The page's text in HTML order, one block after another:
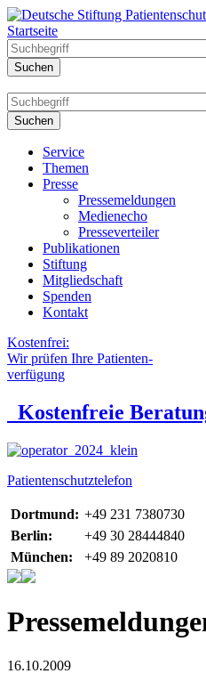
Startseite
Service
Themen
Presse
Pressemeldungen
Medienecho
Presseverteiler
Publikationen
Stiftung
Mitgliedschaft
Spenden
Kontakt
Kostenfrei:
Wir prüfen Ihre Patienten-
verfügung
Kostenfreie
Patientenschutztelefon
Dortmund: +49 231 7380730
Berlin:
+49 30 28444840
München:
+49 89 2020810
16.10.2009